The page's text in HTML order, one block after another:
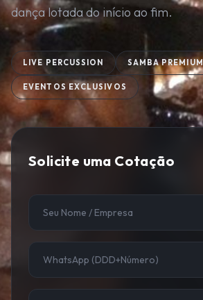
dança lotada do início ao fim.
LIVE PERCUSSION SAMBA PREMIUM
EVENTOS EXCLUSIVOS
Solicite uma Cotação